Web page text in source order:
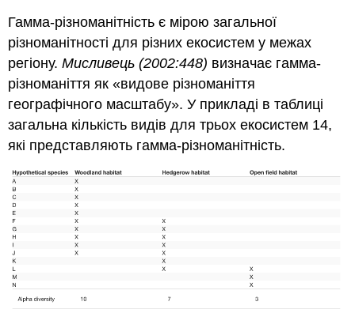
Гамма-різноманітність є мірою загальної
різноманітності для різних екосистем у межах
регіону.Мисливець (2002:448) визначає гамма-
різноманіття як «видове різноманіття
географічного масштабу». У прикладі в таблиці
загальна кількість видів для трьох екосистем 14,
які представляють гамма-різноманітність.